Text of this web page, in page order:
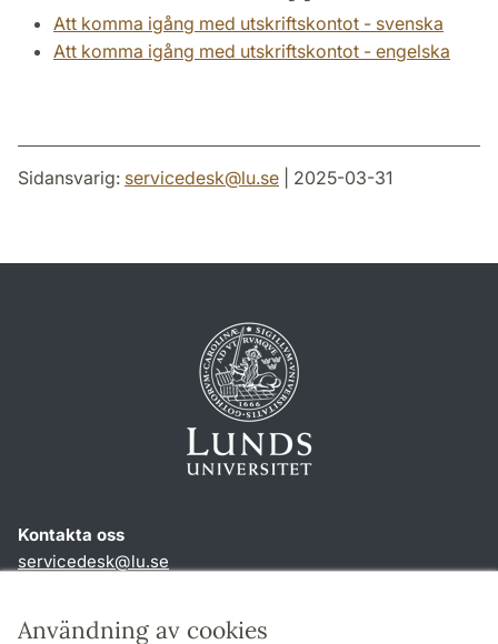
Användning av cookies
Att komma igång med utskriftskontot - svenska
Att komma igång med utskriftskontot - engelska
Sidansvarig: servicedesk@lu.se | 2025-03-31
Kontakta oss
servicedesk@lu.se
Genvägar